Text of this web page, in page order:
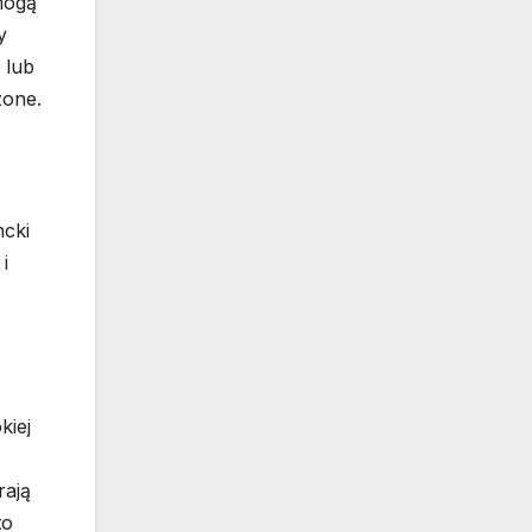
lub
i